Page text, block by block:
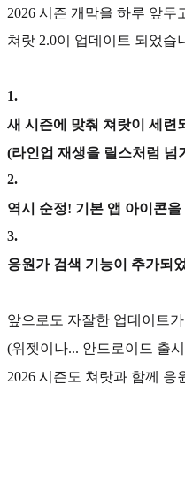
2026 시즌 개막을 하루 앞두
쳐랏 2.0이 업데이트 되었습
1.
새 시즌에 맞춰 쳐랏이 세련
(라인업 재생을 릴스처럼 넘
2.
역시 순정! 기본 앱 아이콘
3.
응원가 검색 기능이 추가되
앞으로도 자잘한 업데이트
(위젯이나... 안드로이드 출
2026 시즌도 쳐랏과 함께 응